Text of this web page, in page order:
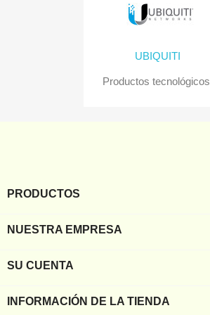
UBIQUITI
Productos tecnológicos
PRODUCTOS
NUESTRA EMPRESA
SU CUENTA
INFORMACIÓN DE LA TIENDA